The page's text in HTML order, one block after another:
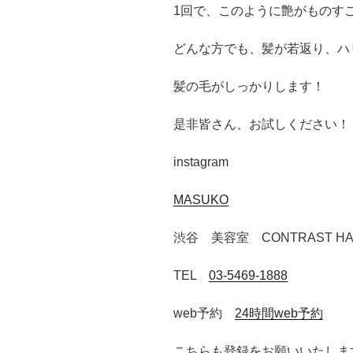
1回で、このように艶がものす
どんな方でも、髪が若返り、ハ
髪の毛がしっかりします！
是非皆さん、お試しください！
instagram
MASUKO
渋谷 美容室 CONTRAST
TEL 03-5469-1888
web予約 24時間web予約